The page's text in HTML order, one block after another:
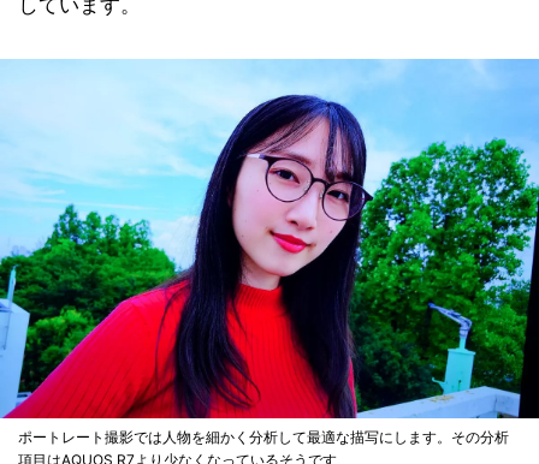
ポートレート撮影では人物を細かく分析して最適な描写にします。その分析
項目はAQUOS R7より少なくなっているそうです